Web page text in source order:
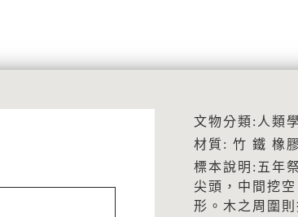
文物分類:人類
材質: 竹 鐵 橡膠
標本說明:五年
尖頭，中間挖
形。木之周圍